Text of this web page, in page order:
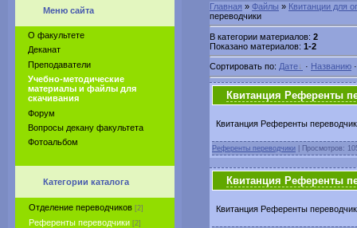
Меню сайта
О факультете
Деканат
Преподаватели
Учебно-методические
материалы и файлы для
скачивания
Форум
Вопросы декану факультета
Фотоальбом
Категории каталога
Отделение переводчиков [2]
Референты переводчики [2]
Главная » Файлы » Квитанции для
переводчики
В категории материалов: 2
Показано материалов: 1-2
Сортировать по: Дате · Названию
Квитанция Референты
Квитанция Референты
Референты переводчики Просмотров:
Квитанция Референты
Квитанция Референты